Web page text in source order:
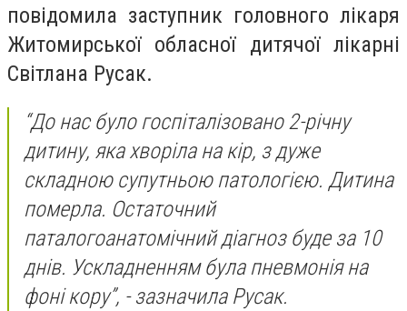
повідомила заступник головного лікаря
Житомирської обласної дитячої лікарні
Світлана Русак.
“До нас було госпіталізовано 2-річну
дитину, яка хворіла на кір, з дуже
складною супутньою патологією. Дитина
померла. Остаточний
паталогоанатомічний діагноз буде за 10
днів. Ускладненням була пневмонія на
фоні кору”, - зазначила Русак.